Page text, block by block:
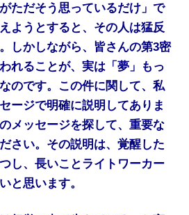
ただそう思っているだけ」で
ようとすると、その人は猛反
しかしながら、皆さんの第3密
れることが、実は「夢」もっ
のです。この件に関して、私
ージで明確に説明してありま
メッセージを探して、重要な
さい。その説明は、覚醒した
し、長いことライトワーカー
と思います。